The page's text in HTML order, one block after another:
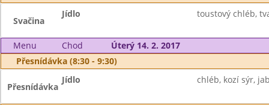
Svačina
Jídlo toustový chléb,
Menu Chod
Úterý 14. 2. 2017
Přesnídávka (8:30 - 9:30)
Přesnídávka
Jídlo chléb, kozí sýr,